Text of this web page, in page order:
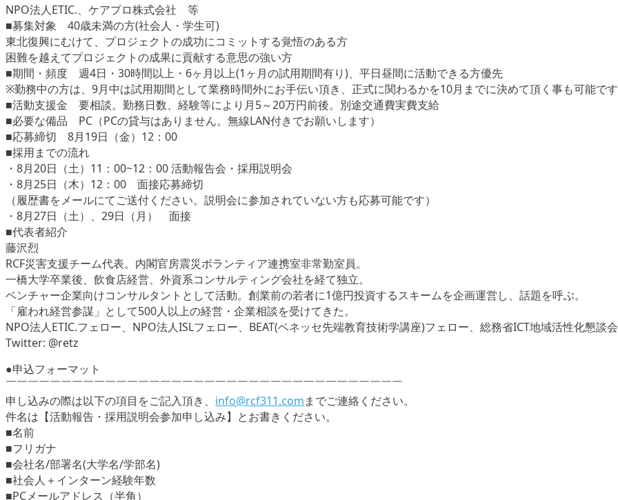
NPO法人ETIC.、ケアプロ株式会社 等
■募集対象 40歳未満の方(社会人・学生可)
東北復興にむけて、プロジェクトの成功にコミットする覚悟のある方
困難を越えてプロジェクトの成果に貢献する意思の強い方
■期間・頻度 週4日・30時間以上・6ヶ月以上(1ヶ月の試用期間有り)、平日昼間に活動できる方優先
※勤務中の方は、9月中は試用期間として業務時間外にお手伝い頂き、正式に関わるかを10月までに決めて頂く事も可能です
■活動支援金 要相談。勤務日数、経験等により月5～20万円前後。別途交通費実費支給
■必要な備品 PC（PCの貸与はありません。無線LAN付きでお願いします）
■応募締切 8月19日（金）12：00
■採用までの流れ
・8月20日（土）11：00~12：00 活動報告会・採用説明会
・8月25日（木）12：00 面接応募締切
（履歴書をメールにてご送付ください。説明会に参加されていない方も応募可能です）
・8月27日（土）、29日（月） 面接
■代表者紹介
藤沢烈
RCF災害支援チーム代表。内閣官房震災ボランティア連携室非常勤室員。
一橋大学卒業後、飲食店経営、外資系コンサルティング会社を経て独立。
ベンチャー企業向けコンサルタントとして活動。創業前の若者に1億円投資するスキームを企画運営し、話題を呼ぶ。
「雇われ経営参謀」として500人以上の経営・企業相談を受けてきた。
NPO法人ETIC.フェロー、NPO法人ISLフェロー、BEAT(ベネッセ先端教育技術学講座)フェロー、総務省ICT地域活性化懇談
Twitter: @retz
●申込フォーマット
￣￣￣￣￣￣￣￣￣￣￣￣￣￣￣￣￣￣￣￣￣￣￣￣￣￣￣￣￣￣￣￣￣￣￣￣
申し込みの際は以下の項目をご記入頂き、 info@rcf311.comまでご連絡ください。
件名は【活動報告・採用説明会参加申し込み】とお書きください。
■名前
■フリガナ
■会社名/部署名(大学名/学部名)
■社会人＋インターン経験年数
■PCメールアドレス（半角）